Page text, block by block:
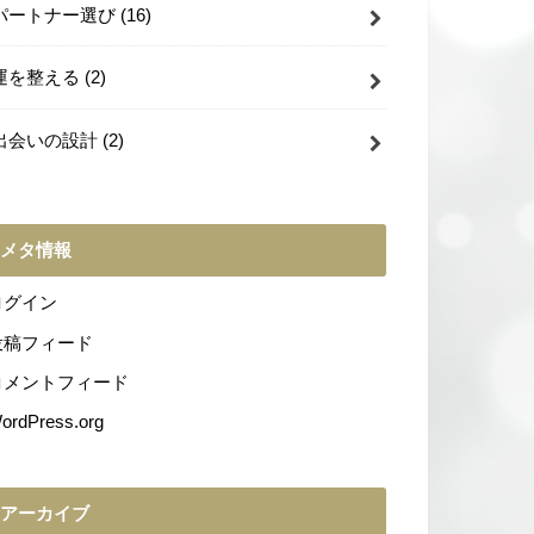
ートナー選び (16)
を整える (2)
会いの設計 (2)
メタ情報
グイン
稿フィード
メントフィード
アーカイブ